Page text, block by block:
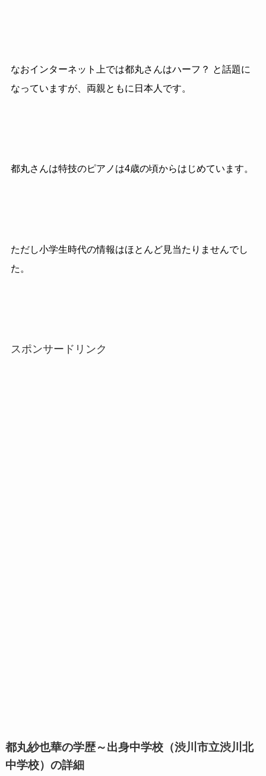
なおインターネット上では都丸さんはハーフ？ と話題に
なっていますが、両親ともに日本人です。
都丸さんは特技のピアノは4歳の頃からはじめています。
ただし小学生時代の情報はほとんど見当たりませんでし
た。
スポンサードリンク
都丸紗也華の学歴～出身中学校（渋川市立渋川北
中学校）の詳細